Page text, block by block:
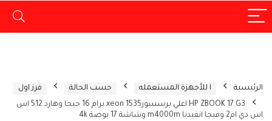
الرئيسية ا للأجهزة المستعمله حسب الحالة
فرز اول
HP ZBOOK 17 G3 اعلي برسسورxeon 1535 برام 16 جيجا وهارد 512 اس
اس دي ام2 وفيجا انفيديا m4000m وشاشة 17 بوصة 4k